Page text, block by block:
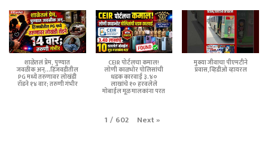
शाळेतलं प्रेम, पुण्यात
जवळीक अन्...हिंजवडीतील
PG मध्ये तरुणावर लोखंडी
रॉडने १४ वार; तरुणी गंभीर
CEIR पोर्टलचा कमाल!
लोणी काळभोर पोलिसांची
धडक कारवाई ३.४०
लाखांचे १० हरवलेले
मोबाईल मूळ मालकांना परत
मुक्या जीवाचा पीएमटीने
प्रवास,व्हिडीओ व्हायरल
1 / 602 Next»